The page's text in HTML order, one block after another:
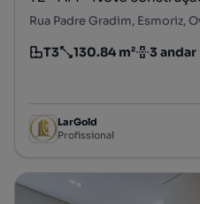
Rua Padre Gradim, Esmoriz,
Tipologia
T3
Preço por metro quadrado
130.84 m²
Andar 3 andar
LarGold
Profissional